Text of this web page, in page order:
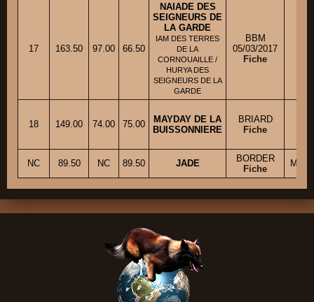
17 163.50 97.00 66.50
NAIADE DES
SEIGNEURS DE
LA GARDE
IAM DES TERRES
DE LA
CORNOUAILLE /
HURYA DES
SEIGNEURS DE LA
GARDE
BBM
05/03/2017
Fiche
18 149.00 74.00 75.00
MAYDAY DE LA
BUISSONNIERE
BRIARD
Fiche
NC 89.50 NC 89.50 JADE
BORDER
Fiche
M.